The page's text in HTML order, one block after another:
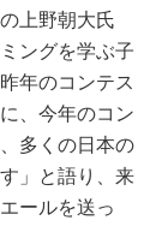
上野朝大氏
ングを学ぶ子
年のコンテス
、今年のコン
多くの日本の
」と語り、来
ールを送っ